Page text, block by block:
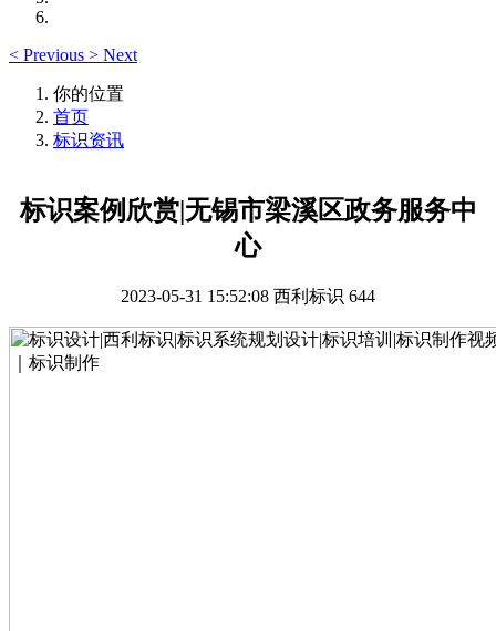
< Previous > Next
你的位置
首页
标识资讯
标识案例欣赏|无锡市梁溪区政务服务中
心
2023-05-31 15:52:08 西利标识 644